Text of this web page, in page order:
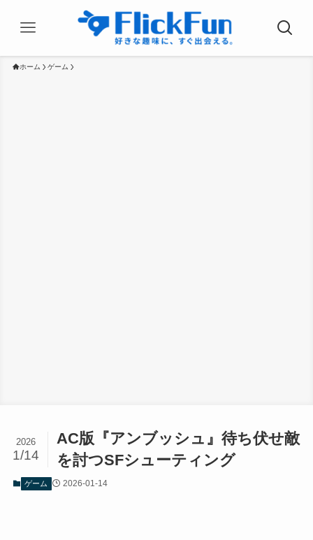
ホーム ゲーム
AC版『アンブッシュ』待ち伏せ敵
を討つSFシューティング
2026
1/14
ゲーム 2026-01-14